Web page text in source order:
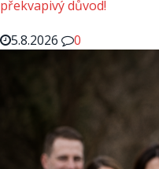
překvapivý důvod!
5.8.2026
0